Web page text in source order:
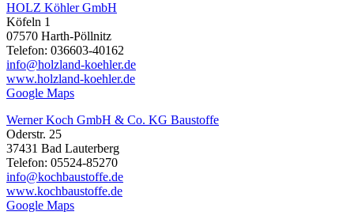
HOLZ Köhler GmbH
Köfeln 1
07570 Harth-Pöllnitz
Telefon: 036603-40162
info@holzland-koehler.de
www.holzland-koehler.de
Google Maps
Werner Koch GmbH & Co. KG Baustoffe
Oderstr. 25
37431 Bad Lauterberg
Telefon: 05524-85270
info@kochbaustoffe.de
www.kochbaustoffe.de
Google Maps